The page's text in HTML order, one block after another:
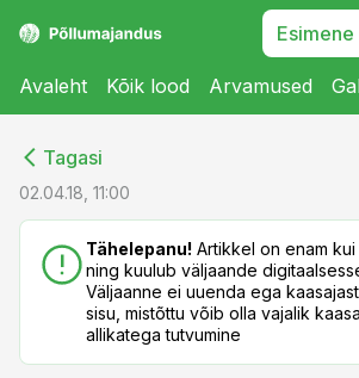
Avaleht Kõik lood Arvamused
Tagasi
02.04.18, 11:00
Tähelepanu! Artikkel on enam
ning kuulub väljaande
Väljaanne ei uuenda ega
sisu, mistõttu võib olla vajalik
allikatega tutvumine